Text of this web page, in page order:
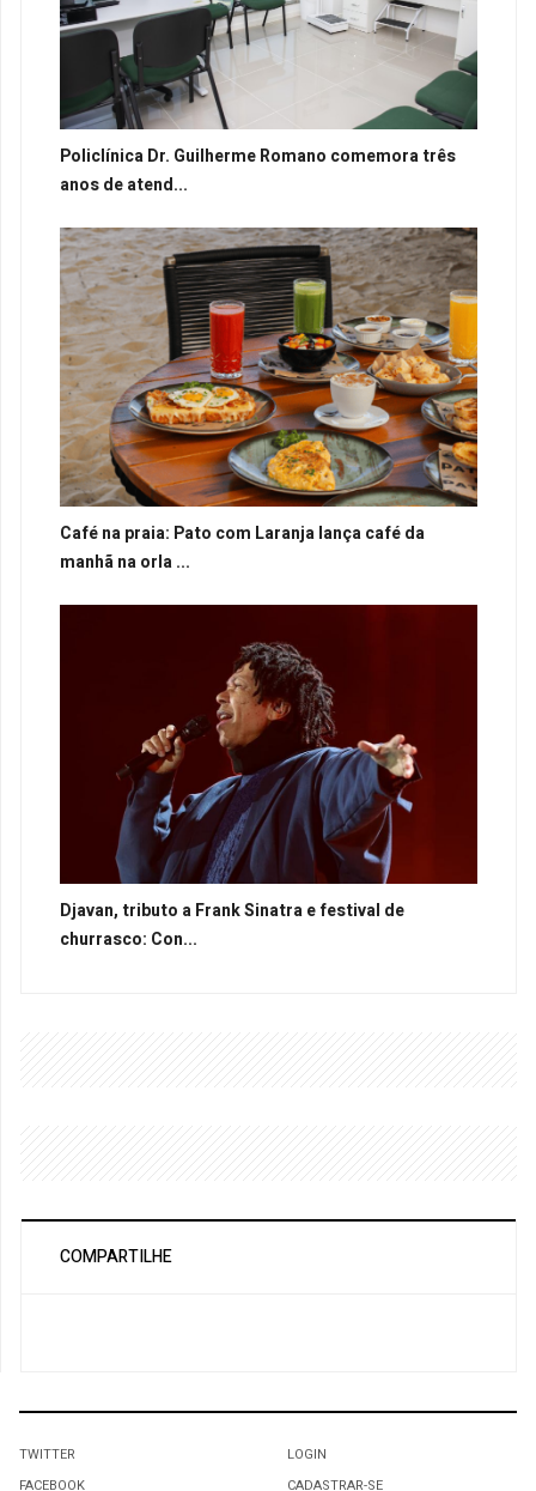
Policlínica Dr. Guilherme Romano comemora três
anos de atend...
Café na praia: Pato com Laranja lança café da
manhã na orla ...
Djavan, tributo a Frank Sinatra e festival de
churrasco: Con...
COMPARTILHE
TWITTER
FACEBOOK
LOGIN
CADASTRAR-SE